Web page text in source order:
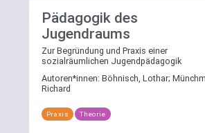
Pädagogik des
Jugendraums
Zur Begründung und Praxis einer
sozialräumlichen Jugendpädagogik
Autoren*innen: Böhnisch, Lothar;
Richard
Praxis Theorie